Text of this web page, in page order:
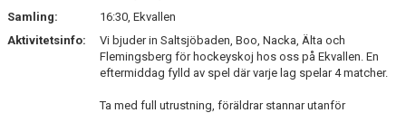
Samling:
16:30, Ekvallen
Aktivitetsinfo:
Vi bjuder in Saltsjöbaden, Boo, Nacka, Älta och
Flemingsberg för hockeyskoj hos oss på Ekvallen. En
eftermiddag fylld av spel där varje lag spelar 4 matcher.
Ta med full utrustning, föräldrar stannar utanför